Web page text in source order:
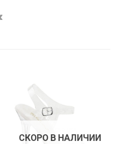
СКОРО В НАЛИЧИИ